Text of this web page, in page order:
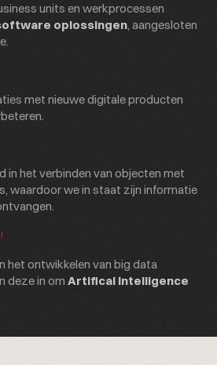
units en werkprocessen
oplossingen, aangesloten
met nieuwe digitale producten
in het verbinden van objecten met
waardoor we in staat zijn informatie
het ontwikkelen van big data
deze in om Artifical Intelligence